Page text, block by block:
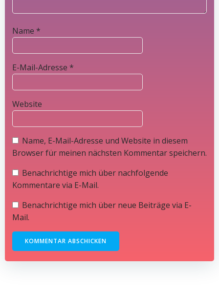
Name *
E-Mail-Adresse *
Website
Name, E-Mail-Adresse und Website in diesem
Browser für meinen nächsten Kommentar speichern.
Benachrichtige mich über nachfolgende
Kommentare via E-Mail.
Benachrichtige mich über neue Beiträge via E-
Mail.